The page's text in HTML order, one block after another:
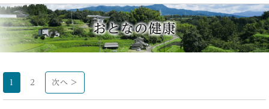
おとなの健康
1 2 次へ >